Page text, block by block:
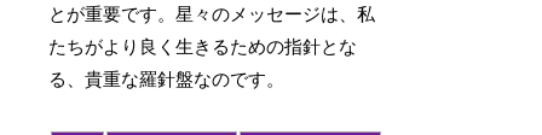
とが重要です。星々のメッセージは、私
たちがより良く生きるための指針とな
る、貴重な羅針盤なのです。